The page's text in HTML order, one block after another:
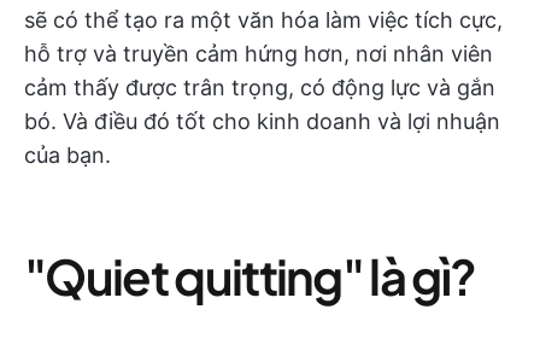
sẽ có thể tạo ra một văn hóa làm việc tích cực,
hỗ trợ và truyền cảm hứng hơn, nơi nhân viên
cảm thấy được trân trọng, có động lực và gắn
bó. Và điều đó tốt cho kinh doanh và lợi nhuận
của bạn.
"Quiet quitting" là gì?